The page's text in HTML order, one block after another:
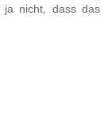
ja nicht, dass das